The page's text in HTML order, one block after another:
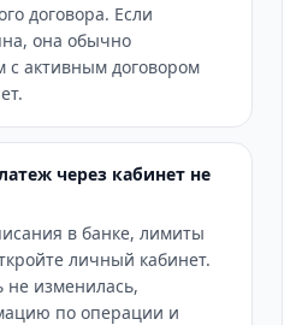
договора. Если
она обычно
с активным договором
через кабинет не
в банке, лимиты
личный кабинет.
не изменилась,
по операции и